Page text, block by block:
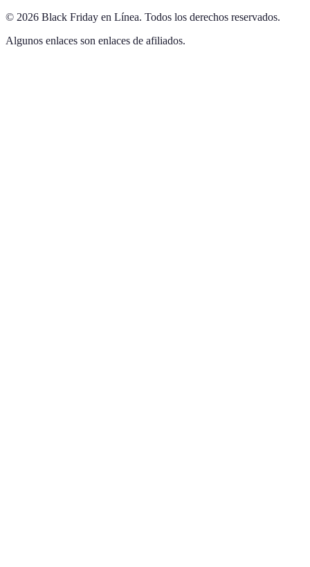
© 2026 Black Friday en Línea. Todos los derechos reservados.
Algunos enlaces son enlaces de afiliados.